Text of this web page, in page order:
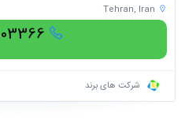
Tehran, Iran
شرکت های برند